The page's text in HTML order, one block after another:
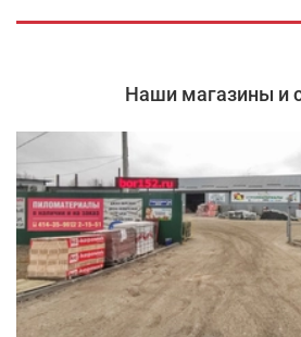
Наши магазины и